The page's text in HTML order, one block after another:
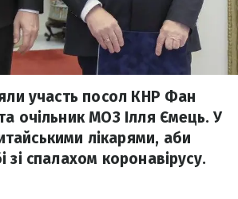
участь посол КНР Фан
очільник МОЗ Ілля Ємець. У
лікарями, аби
спалахом коронавірусу.